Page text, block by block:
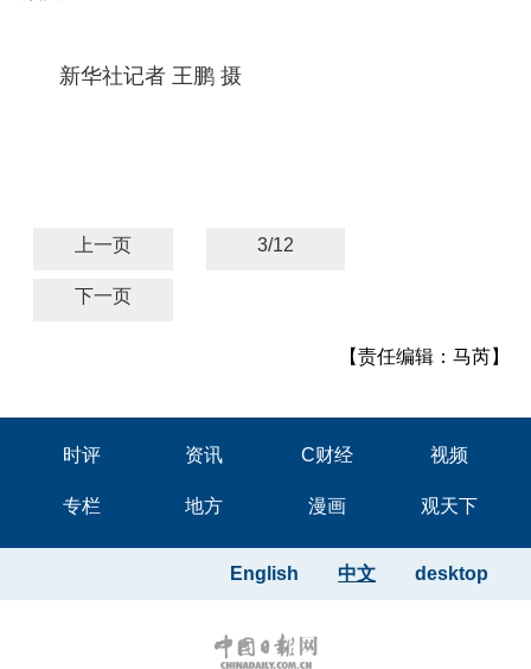
新华社记者 王鹏 摄
上一页 3/12
下一页
【责任编辑：马芮】
时评 资讯 C财经 视频
专栏 地方 漫画 观天下
desktop
中文
English